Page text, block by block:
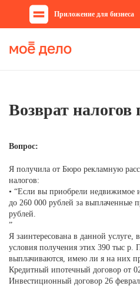
Приложение для бизнеса
Возврат налогов
Вопрос:
Я получила от Бюро рекламную
налогов:
• “Если вы приобрели недвижимое
до 260 000 рублей за выплаченные
рублей.
”
Я заинтересована в данной услуге,
условия получения этих 390 тыс р.
выплачиваются, имею ли я на них
Кредитный ипотечный договор от
Инвестиционный договор 26